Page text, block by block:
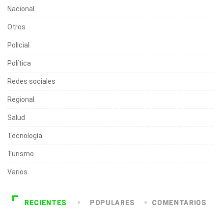
Nacional
Otros
Policial
Política
Redes sociales
Regional
Salud
Tecnología
Turismo
Varios
RECIENTES POPULARES COMENTARIOS